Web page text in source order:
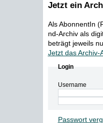
Jetzt ein
Als AbonnentIn
nd-Archiv als
beträgt jeweils
Jetzt das Archiv-
Login
Username
Passwort